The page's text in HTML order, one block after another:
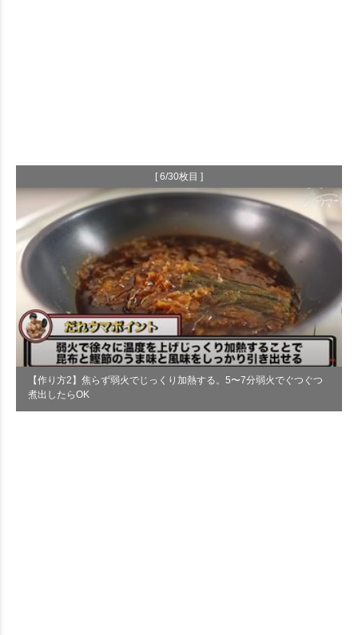
[ 6/30枚目 ]
【作り方2】焦らず弱火でじっくり加熱する。5〜7分弱火でぐつぐつ
煮出したらOK